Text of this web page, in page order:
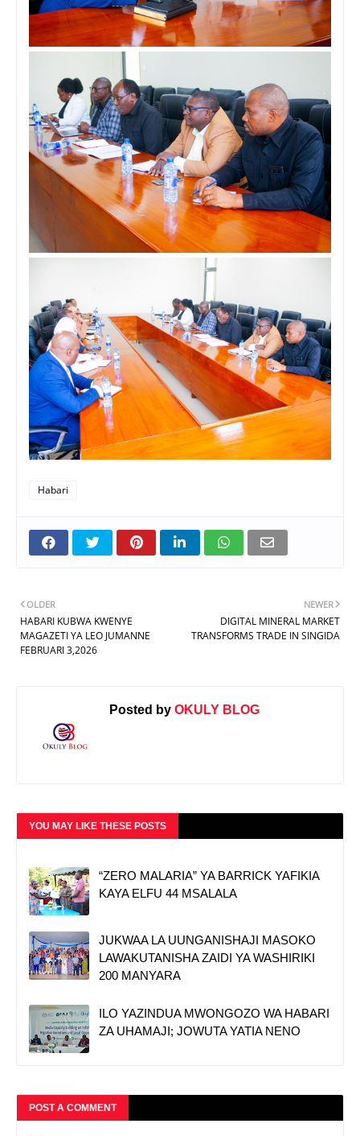
Habari
NEWER
DIGITAL MINERAL MARKET
TRANSFORMS TRADE IN SINGIDA
OLDER
HABARI KUBWA KWENYE
MAGAZETI YA LEO JUMANNE
FEBRUARI 3,2026
Posted by OKULY BLOG
YOU MAY LIKE THESE POSTS
“ZERO MALARIA” YA BARRICK YAFIKIA
KAYA ELFU 44 MSALALA
JUKWAA LA UUNGANISHAJI MASOKO
LAWAKUTANISHA ZAIDI YA WASHIRIKI
200 MANYARA
ILO YAZINDUA MWONGOZO WA HABARI
ZA UHAMAJI; JOWUTA YATIA NENO
POST A COMMENT